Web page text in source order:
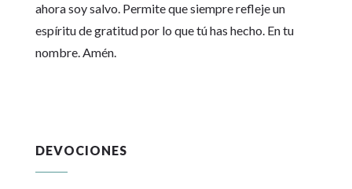
ahora soy salvo. Permite que siempre refleje un
espíritu de gratitud por lo que tú has hecho. En tu
nombre. Amén.
DEVOCIONES